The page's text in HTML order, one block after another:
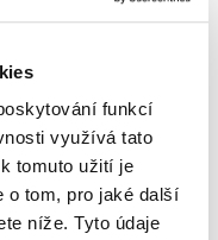
funkcí
využívá tato
tomuto užití je
o tom, pro jaké další
níže. Tyto údaje